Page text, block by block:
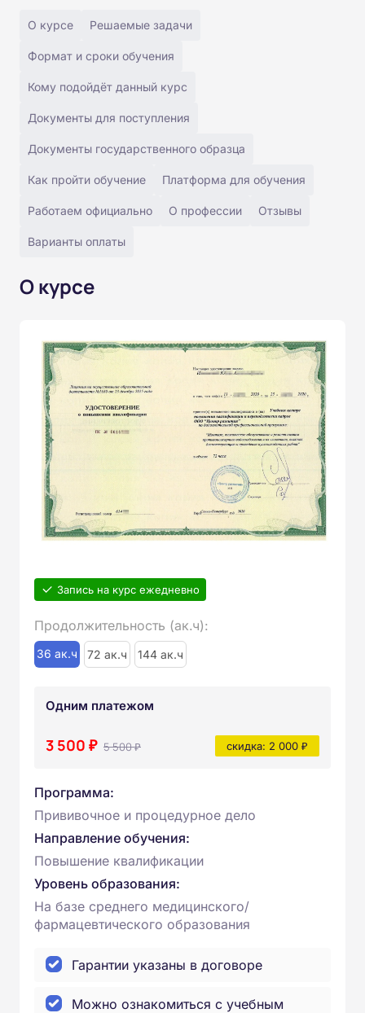
О курсе Решаемые задачи
Формат и сроки обучения
Кому подойдёт данный курс
Документы для поступления
Документы государственного образца
Как пройти обучение Платформа для обучения
Работаем официально О профессии Отзывы
Варианты оплаты
О курсе
Запись на курс ежедневно
Продолжительность (ак.ч):
36 ак.ч 72 ак.ч 144 ак.ч
Одним платежом
3 500 ₽ 5 500 ₽ скидка: 2 000 ₽
Программа:
Прививочное и процедурное дело
Направление обучения:
Повышение квалификации
Уровень образования:
На базе среднего медицинского/
фармацевтического образования
Гарантии указаны в договоре
Можно ознакомиться с учебным